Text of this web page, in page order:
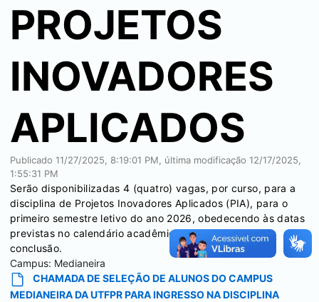
PROJETOS
INOVADORES
APLICADOS
Publicado 11/27/2025, 8:19:01 PM , última modificação 12/17/2025,
1:55:31 PM
Serão disponibilizadas 4 (quatro) vagas, por curso, para a
disciplina de Projetos Inovadores Aplicados (PIA), para o
primeiro semestre letivo do ano 2026, obedecendo às datas
previstas no calendário acadêmico, para sua efetiva
conclusão.
Campus: Medianeira
CHAMADA DE SELEÇÃO DE ALUNOS DO CAMPUS
MEDIANEIRA DA UTFPR PARA INGRESSO NA DISCIPLINA